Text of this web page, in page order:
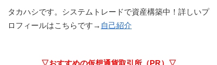
タカハシです。システムトレードで資産構築中！詳しいプ
ロフィールはこちらです→ 自己紹介